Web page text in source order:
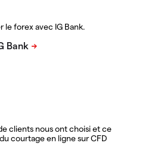
le forex avec IG Bank.
clients nous ont choisi et ce
courtage en ligne sur CFD